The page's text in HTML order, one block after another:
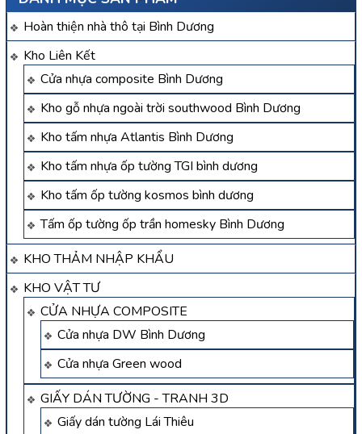
Hoàn thiện nhà thô tại Bình Dương
Kho Liên Kết
Cửa nhựa composite Bình Dương
Kho gỗ nhựa ngoài trời southwood Bình Dương
Kho tấm nhựa Atlantis Bình Dương
Kho tấm nhựa ốp tường TGI bình dương
Kho tấm ốp tường kosmos bình dương
Tấm ốp tường ốp trần homesky Bình Dương
KHO THẢM NHẬP KHẨU
KHO VẬT TƯ
CỬA NHỰA COMPOSITE
Cửa nhựa DW Bình Dương
Cửa nhựa Green wood
GIẤY DÁN TƯỜNG - TRANH 3D
Giấy dán tường Lái Thiêu